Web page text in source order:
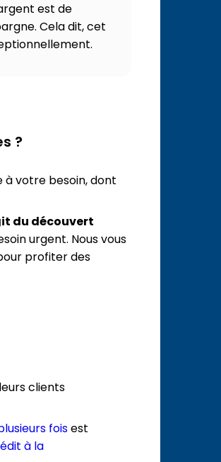
est de
Cela dit, cet
?
à votre besoin, dont
du découvert
urgent. Nous vous
profiter des
clients
foisest
à la